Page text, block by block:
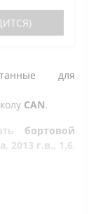
для
CAN.
бортовой
2013 г.в., 1.6,
с